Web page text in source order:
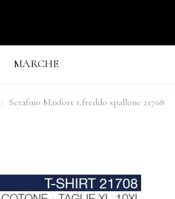
MARCHE
Serafino Maxfort t.freddo spallone 21708